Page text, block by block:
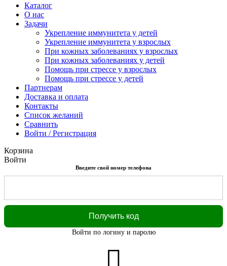
Каталог
О нас
Задачи
Укрепление иммунитета у детей
Укрепление иммунитета у взрослых
При кожных заболеваниях у взрослых
При кожных заболеваниях у детей
Помощь при стрессе у взрослых
Помощь при стрессе у детей
Партнерам
Доставка и оплата
Контакты
Список желаний
Сравнить
Войти / Регистрация
Корзина
Войти
Введите свой номер телефона
Войти по логину и паролю